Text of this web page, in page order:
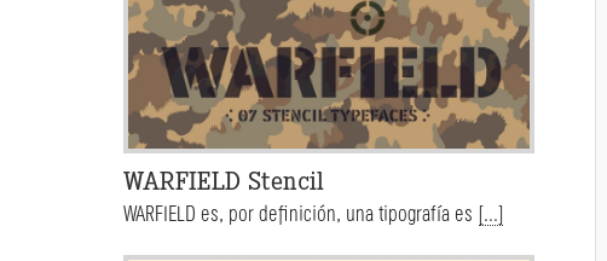
WARFIELD Stencil
WARFIELD es, por definición, una tipografía es [...]